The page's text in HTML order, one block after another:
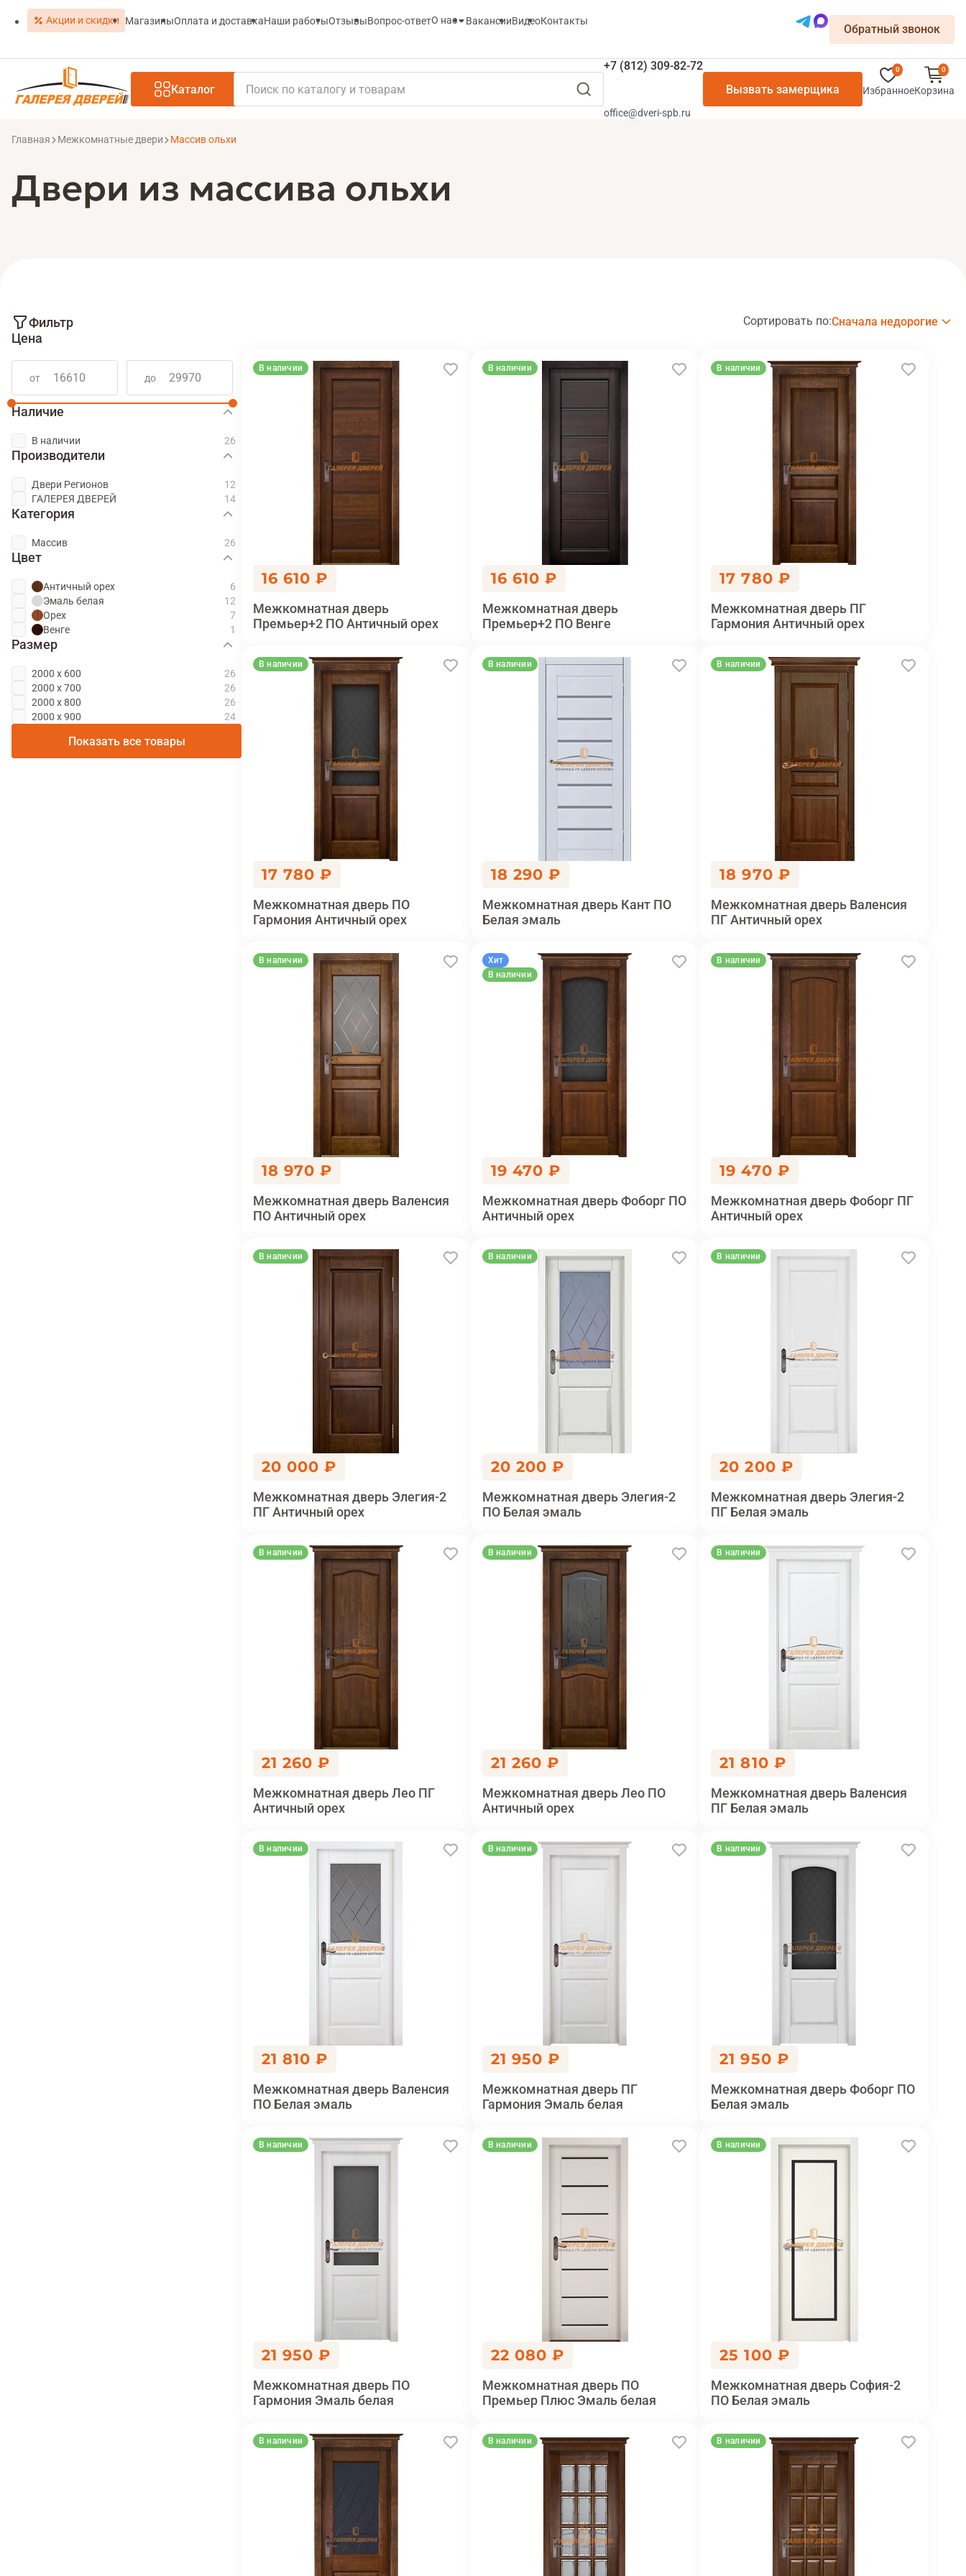
Акции и скидки МагазиныОплата и доставкаНаши работыОтзывыВопрос-ответО нас ВакансииВидеоКонтакты
Обратный звонок
Каталог
+7 (812) 309-82-72
office@dveri-spb.ru
Вызвать замерщика
0
Избранное
0
Корзина
Главная Межкомнатные двери Массив ольхи
Двери из массива ольхи
Фильтр
Цена
от до
Наличие
В наличии
Производители
Двери Регионов
ГАЛЕРЕЯ ДВЕРЕЙ
Категория
Массив
Цвет
Античный орех
Эмаль белая
Орех
Венге
Размер
2000 х 600
2000 х 700
2000 х 800
2000 х 900
Показать все товары
Сортировать по:Сначала недорогие
В наличии
16 610 ₽
Межкомнатная дверь
Премьер+2 ПО Античный орех
В наличии
16 610 ₽
Межкомнатная дверь
Премьер+2 ПО Венге
В наличии
17 780 ₽
Межкомнатная дверь ПГ
Гармония Античный орех
В наличии
17 780 ₽
Межкомнатная дверь ПО
Гармония Античный орех
В наличии
18 290 ₽
Межкомнатная дверь Кант ПО
Белая эмаль
В наличии
18 970 ₽
Межкомнатная дверь Валенсия
ПГ Античный орех
В наличии
18 970 ₽
Межкомнатная дверь Валенсия
ПО Античный орех
Хит
В наличии
19 470 ₽
Межкомнатная дверь Фоборг ПО
Античный орех
В наличии
19 470 ₽
Межкомнатная дверь Фоборг ПГ
Античный орех
В наличии
20 000 ₽
Межкомнатная дверь Элегия-2
ПГ Античный орех
В наличии
20 200 ₽
Межкомнатная дверь Элегия-2
ПО Белая эмаль
В наличии
20 200 ₽
Межкомнатная дверь Элегия-2
ПГ Белая эмаль
В наличии
21 260 ₽
Межкомнатная дверь Лео ПГ
Античный орех
В наличии
21 260 ₽
Межкомнатная дверь Лео ПО
Античный орех
В наличии
21 810 ₽
Межкомнатная дверь Валенсия
ПГ Белая эмаль
В наличии
21 810 ₽
Межкомнатная дверь Валенсия
ПО Белая эмаль
В наличии
21 950 ₽
Межкомнатная дверь ПГ
Гармония Эмаль белая
В наличии
21 950 ₽
Межкомнатная дверь Фоборг ПО
Белая эмаль
В наличии
21 950 ₽
Межкомнатная дверь ПО
Гармония Эмаль белая
В наличии
22 080 ₽
Межкомнатная дверь ПО
Премьер Плюс Эмаль белая
В наличии
25 100 ₽
Межкомнатная дверь София-2
ПО Белая эмаль
В наличии В наличии В наличии